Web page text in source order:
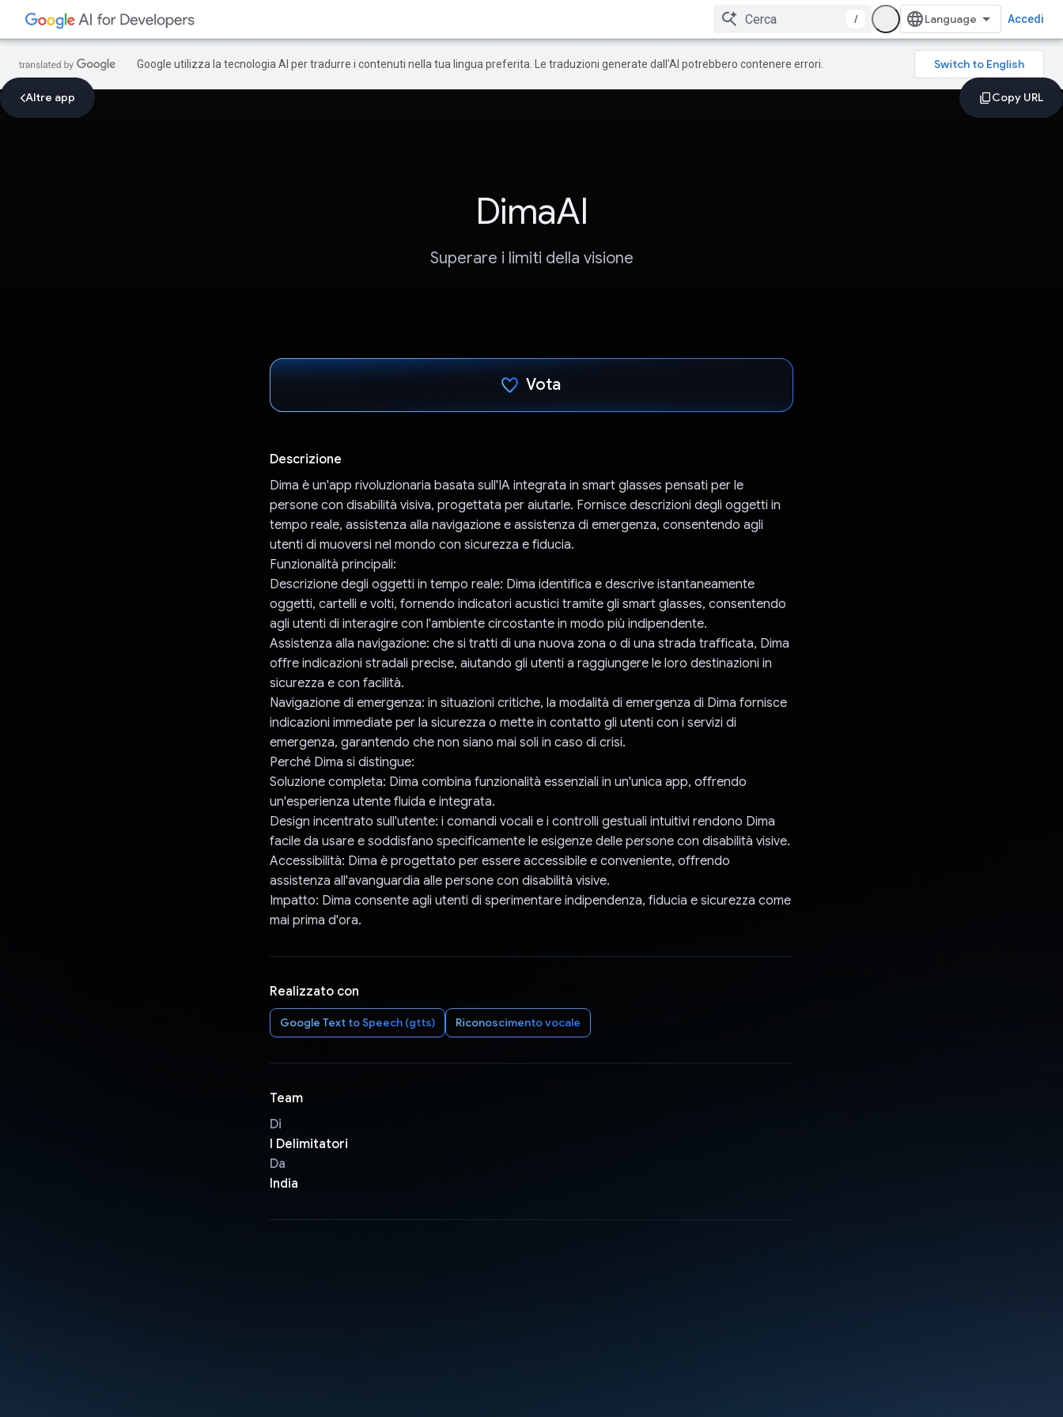
/ Accedi
Google utilizza la tecnologia AI per tradurre i contenuti nella tua lingua preferita. Le traduzioni generate dall'AI potrebbero contenere errori.
Altre app
DimaAI
Superare i limiti della visione
Vota
Descrizione
Dima è un'app rivoluzionaria basata sull'IA integrata in smart glasses pensati per le
persone con disabilità visiva, progettata per aiutarle. Fornisce descrizioni degli oggetti in
tempo reale, assistenza alla navigazione e assistenza di emergenza, consentendo agli
utenti di muoversi nel mondo con sicurezza e fiducia.
Funzionalità principali:
Descrizione degli oggetti in tempo reale: Dima identifica e descrive istantaneamente
oggetti, cartelli e volti, fornendo indicatori acustici tramite gli smart glasses, consentendo
agli utenti di interagire con l'ambiente circostante in modo più indipendente.
Assistenza alla navigazione: che si tratti di una nuova zona o di una strada trafficata, Dima
offre indicazioni stradali precise, aiutando gli utenti a raggiungere le loro destinazioni in
sicurezza e con facilità.
Navigazione di emergenza: in situazioni critiche, la modalità di emergenza di Dima fornisce
indicazioni immediate per la sicurezza o mette in contatto gli utenti con i servizi di
emergenza, garantendo che non siano mai soli in caso di crisi.
Perché Dima si distingue:
Soluzione completa: Dima combina funzionalità essenziali in un'unica app, offrendo
un'esperienza utente fluida e integrata.
Design incentrato sull'utente: i comandi vocali e i controlli gestuali intuitivi rendono Dima
facile da usare e soddisfano specificamente le esigenze delle persone con disabilità visive.
Accessibilità: Dima è progettato per essere accessibile e conveniente, offrendo
assistenza all'avanguardia alle persone con disabilità visive.
Impatto: Dima consente agli utenti di sperimentare indipendenza, fiducia e sicurezza come
mai prima d'ora.
Realizzato con
Google Text to Speech (gtts) Riconoscimento vocale
Team
Di
I Delimitatori
Da
India